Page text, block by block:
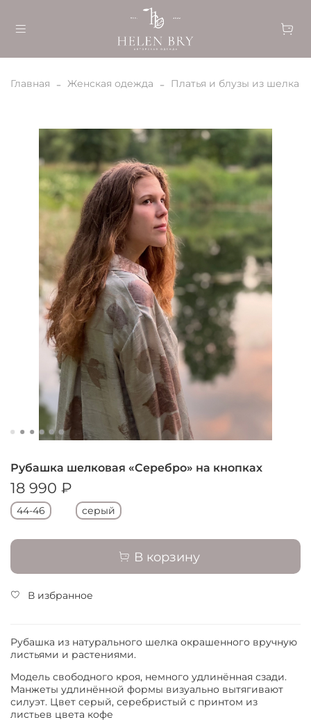
Главная Женская одежда Платья и блузы из шелка
Рубашка шелковая «Серебро» на кнопках
18 990 ₽
44-46 серый
В корзину
В избранное
Рубашка из натурального шелка окрашенного вручную
листьями и растениями.
Модель свободного кроя, немного удлинённая сзади.
Манжеты удлинённой формы визуально вытягивают
силуэт. Цвет серый, серебристый с принтом из
листьев цвета кофе